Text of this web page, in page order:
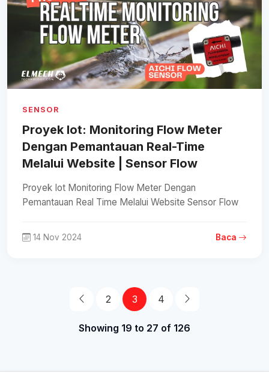
SENSOR
Proyek Iot: Monitoring Flow Meter
Dengan Pemantauan Real-Time
Melalui Website | Sensor Flow
Proyek Iot Monitoring Flow Meter Dengan
Pemantauan Real Time Melalui Website Sensor Flow
14 Nov 2024 Baca
2 3 4
Showing 19 to 27 of 126